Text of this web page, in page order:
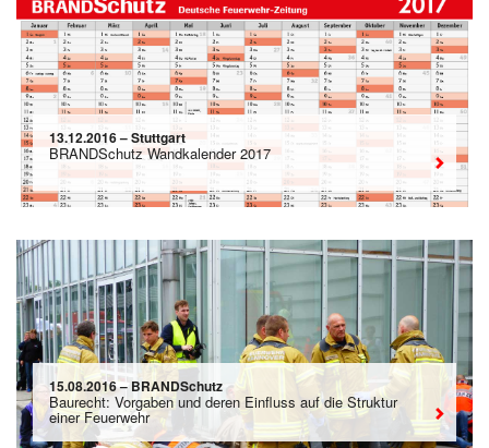
13.12.2016 – Stuttgart
BRANDSchutz Wandkalender 2017
15.08.2016 – BRANDSchutz
Baurecht: Vorgaben und deren Einfluss auf die Struktur
einer Feuerwehr